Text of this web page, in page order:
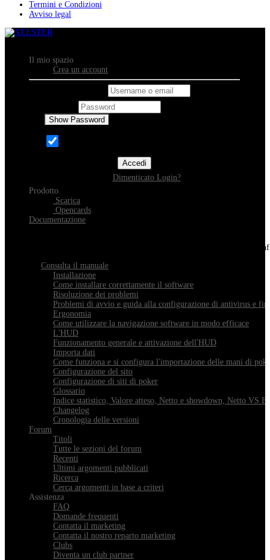
Termini e Condizioni
Avviso legal
Il mio spazio
Crea un account
Show Password
Accedi
Dimenticato Login?
Prodotto
Scarica
Opencards
Documentazione
Tutto quello che devi sapere sull'installazione, la navigazione e la
Consulta il manuale
Installazione
Come installare correttamente il software
Risoluzione dei problemi
Problemi di avvio e guida alla configurazione di antivirus e
Ergonomia
Come utilizzare la navigazione software in modo efficace
L'HUD
Funzionamento generale e attivazione dell'HUD
Importa dati
Come funziona e si configura l'importazione delle mani di
Configurazione del sito
Configurazione di siti di poker
Glossario
Indice statistico, Valore atteso, Netto e showdown, Netto VS
Changelog
Cronologia delle versioni
Forum
Titoli
Tutte le sezioni del forum
Recenti
Ultimi argomenti pubblicati
Ricerca
Cerca argomenti in base a criteri
Assistenza
FAQ
Domande frequenti
Contatta il marketing
Contatta il nostro reparto marketing
Clubs
Diventa un club partner